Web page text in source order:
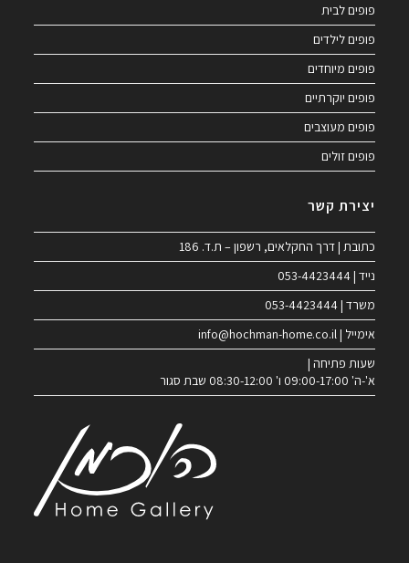
פופים לבית
פופים לילדים
פופים מיוחדים
פופים יוקרתיים
פופים מעוצבים
פופים זולים
יצירת קשר
כתובת | דרך החקלאים, רשפון – ת.ד. 186
נייד | 053-4423444
משרד | 053-4423444
אימייל | info@hochman-home.co.il
שעות פתיחה |
א'-ה' 09:00-17:00 ו' 08:30-12:00 שבת סגור